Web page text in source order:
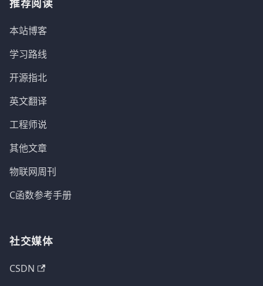
推荐阅读
本站博客
学习路线
开源指北
英文翻译
工程师说
其他文章
物联网周刊
C函数参考手册
社交媒体
CSDN